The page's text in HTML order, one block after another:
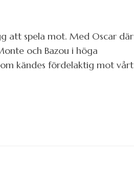
att spela mot. Med Oscar där
och Bazou i höga
kändes fördelaktig mot vårt